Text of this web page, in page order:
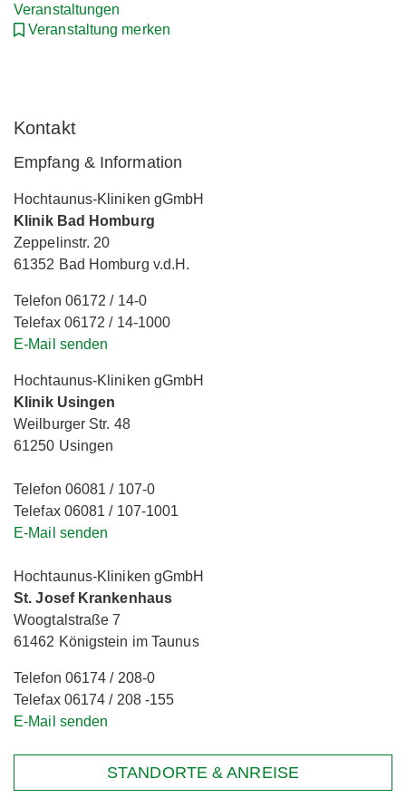
Veranstaltungen
Veranstaltung merken
Kontakt
Empfang & Information
Hochtaunus-Kliniken gGmbH
Klinik Bad Homburg
Zeppelinstr. 20
61352 Bad Homburg v.d.H.
Telefon 06172 / 14-0
Telefax 06172 / 14-1000
E-Mail senden
Hochtaunus-Kliniken gGmbH
Klinik Usingen
Weilburger Str. 48
61250 Usingen
Telefon 06081 / 107-0
Telefax 06081 / 107-1001
E-Mail senden
Hochtaunus-Kliniken gGmbH
St. Josef Krankenhaus
Woogtalstraße 7
61462 Königstein im Taunus
Telefon 06174 / 208-0
Telefax 06174 / 208 -155
E-Mail senden
STANDORTE & ANREISE